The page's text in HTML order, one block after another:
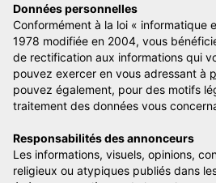
Données personnelles
Conformément à la loi « informatique
1978 modifiée en 2004, vous
de rectification aux informations qui
pouvez exercer en vous adressant à
pouvez également, pour des motifs
traitement des données vous
Responsabilités des annonceurs
Les informations, visuels, opinions,
religieux ou atypiques publiés dans